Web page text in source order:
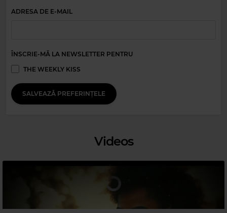
Magic 90s Hits
ADRESA DE E-MAIL
ÎNSCRIE-MĂ LA NEWSLETTER PENTRU
THE WEEKLY KISS
SALVEAZĂ PREFERINȚELE
Videos